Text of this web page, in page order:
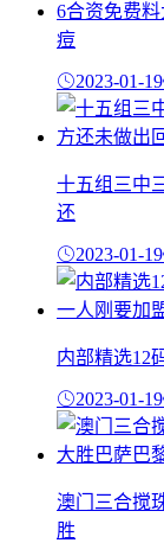
6合资免费
痘
2023-01-19
十五组三中
还
2023-01-19
内部精选12
2023-01-19
澳门三合搅
胜